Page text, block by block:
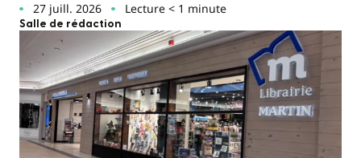
27 juill. 2026 Lecture < 1 minute
Salle de rédaction